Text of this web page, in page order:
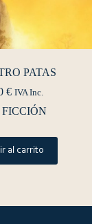
PATAS
€ IVA Inc.
FICCIÓN
al carrito